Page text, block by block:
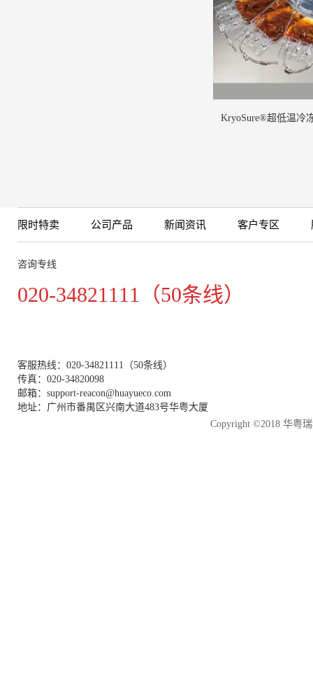
KryoSure®超低温冷
限时特卖 公司产品 新闻资讯 客户专区
咨询专线
020-34821111（50条线）
客服热线：020-34821111（50条线）
传真：020-34820098
邮箱：support-reacon@huayueco.com
地址：广州市番禺区兴南大道483号华粤大厦
Copyright ©2018 华粤